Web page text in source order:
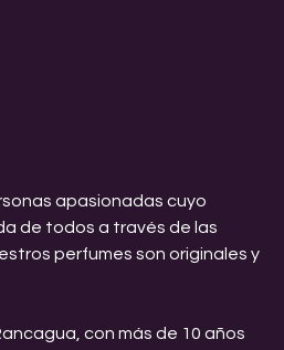
apasionadas cuyo
de todos a través de las
perfumes son originales y
con más de 10 años